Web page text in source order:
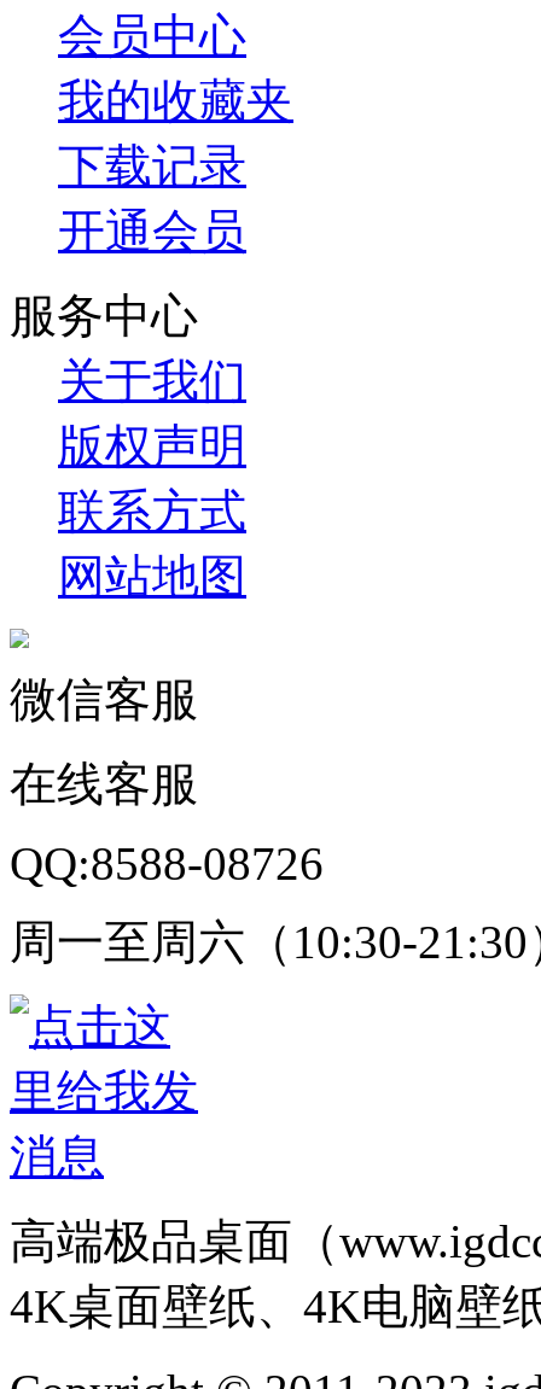
会员中心
我的收藏夹
下载记录
开通会员
服务中心
关于我们
版权声明
联系方式
网站地图
微信客服
在线客服
QQ:8588-08726
周一至周六（10:30-21:30
高端极品桌面（
4K桌面壁纸、4K电脑壁